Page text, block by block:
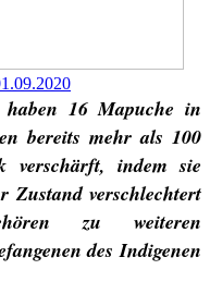
16 Mapuche in
bereits mehr als 100
verschärft, indem sie
Zustand verschlechtert
zu weiteren
des Indigenen